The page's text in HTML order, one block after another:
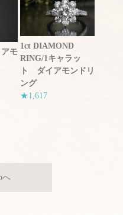
モ
1ct DIAMOND
RING/1キャラッ
ト ダイアモンドリ
ング
★1,617
へ